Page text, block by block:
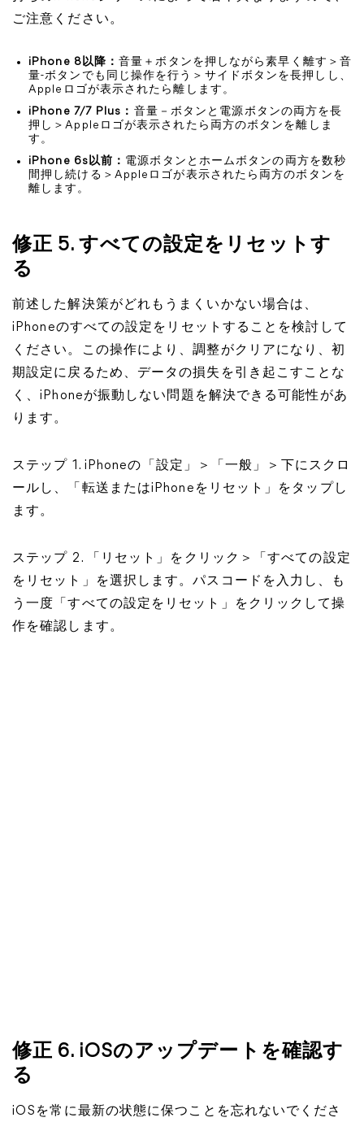
ご注意ください。
iPhone 8以降：音量＋ボタンを押しながら素早く離す＞音
量-ボタンでも同じ操作を行う＞サイドボタンを長押しし、
Appleロゴが表示されたら離します。
iPhone 7/7 Plus： 音量－ボタンと電源ボタンの両方を長
押し＞Appleロゴが表示されたら両方のボタンを離しま
す。
iPhone 6s以前： 電源ボタンとホームボタンの両方を数秒
間押し続ける＞Appleロゴが表示されたら両方のボタンを
離します。
修正 5. すべての設定をリセットす
る
前述した解決策がどれもうまくいかない場合は、
iPhoneのすべての設定をリセットすることを検討して
ください。この操作により、調整がクリアになり、初
期設定に戻るため、データの損失を引き起こすことな
く、iPhoneが振動しない問題を解決できる可能性があ
ります。
ステップ 1. iPhoneの「設定」＞「一般」＞下にスクロ
ールし、「転送またはiPhoneをリセット」をタップし
ます。
ステップ 2. 「リセット」をクリック＞「すべての設定
をリセット」を選択します。パスコードを入力し、も
う一度「すべての設定をリセット」をクリックして操
作を確認します。
修正 6. iOSのアップデートを確認す
る
iOSを常に最新の状態に保つことを忘れないでくださ